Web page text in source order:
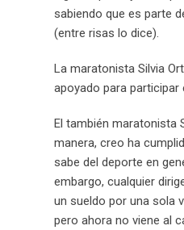
sabiendo que es parte
(entre risas lo dice).
La maratonista Silvia
apoyado para
El también maratonista
manera, creo ha
sabe del deporte en
embargo, cualquier
un sueldo por una sola
pero ahora no viene al